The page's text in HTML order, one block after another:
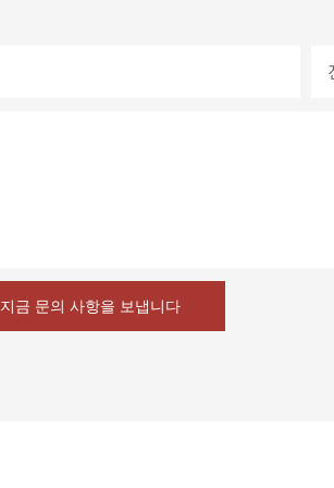
지금 문의 사항을 보냅니다